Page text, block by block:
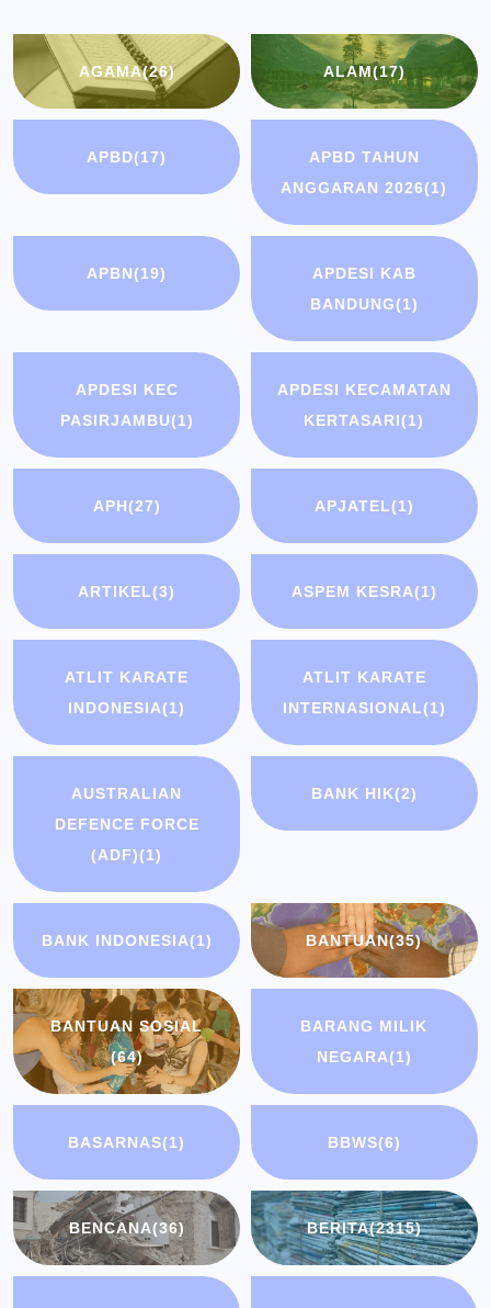
AGAMA(26) ALAM(17)
APBD(17)
APBD TAHUN
ANGGARAN 2026(1)
APBN(19)
APDESI KAB
BANDUNG(1)
APDESI KEC
PASIRJAMBU(1)
APDESI KECAMATAN
KERTASARI(1)
APH(27) APJATEL(1)
ARTIKEL(3) ASPEM KESRA(1)
ATLIT KARATE
INDONESIA(1)
ATLIT KARATE
INTERNASIONAL(1)
AUSTRALIAN
DEFENCE FORCE
(ADF)(1)
BANK HIK(2)
BANK INDONESIA(1) BANTUAN(35)
BANTUAN SOSIAL
(64)
BARANG MILIK
NEGARA(1)
BASARNAS(1) BBWS(6)
BENCANA(36) BERITA(2315)